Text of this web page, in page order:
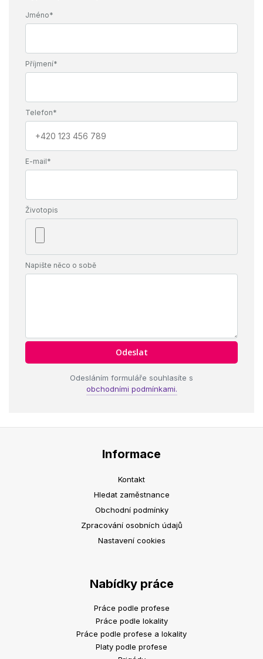
Jméno*
Příjmení*
Telefon*
E-mail*
Životopis
Napište něco o sobě
Odesláním formuláře souhlasíte s
obchodními podmínkami.
Informace
Kontakt
Hledat zaměstnance
Obchodní podmínky
Zpracování osobních údajů
Nastavení cookies
Nabídky práce
Práce podle profese
Práce podle lokality
Práce podle profese a lokality
Platy podle profese